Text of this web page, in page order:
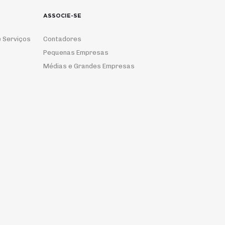
Serviços
ASSOCIE-SE
Contadores
Pequenas Empresas
Médias e Grandes Empresas